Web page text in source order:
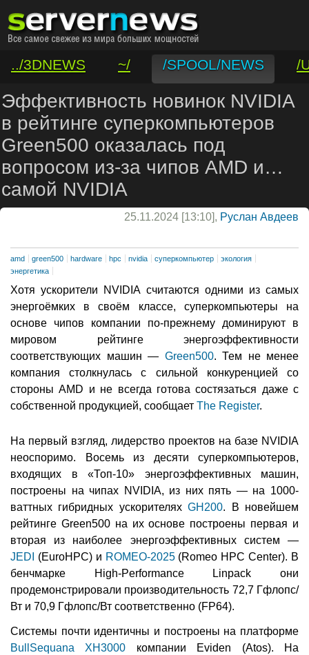
../3DNEWS ~/ /SPOOL/NEWS
/
/VAR/CONTACT
Эффективность новинок NVIDIA
в рейтинге суперкомпьютеров
Green500 оказалась под
вопросом из-за чипов AMD и…
самой NVIDIA
25.11.2024 [13:10], Руслан Авдеев
amd green500 hardware hpc nvidia суперкомпьютер
экология
энергетика
Хотя ускорители NVIDIA считаются одними из самых
энергоёмких в своём классе, суперкомпьютеры на
основе чипов компании по-прежнему доминируют в
мировом рейтинге энергоэффективности
соответствующих машин — Green500. Тем не менее
компания столкнулась с сильной конкуренцией со
стороны AMD и не всегда готова состязаться даже с
собственной продукцией, сообщает The Register.
На первый взгляд, лидерство проектов на базе NVIDIA
неоспоримо. Восемь из десяти суперкомпьютеров,
входящих в «Топ-10» энергоэффективных машин,
построены на чипах NVIDIA, из них пять — на 1000-
ваттных гибридных ускорителяхGH200. В новейшем
рейтинге Green500 на их основе построены первая и
вторая из наиболее энергоэффективных систем —
JEDI
(EuroHPC) и ROMEO-2025(Romeo HPC Center). В
бенчмарке High-Performance Linpack они
продемонстрировали производительность 72,7 Гфлопс/
Вт и 70,9 Гфлопс/Вт соответственно (FP64).
Системы почти идентичны и построены на платформе
BullSequana XH3000 компании Eviden (Atos). На